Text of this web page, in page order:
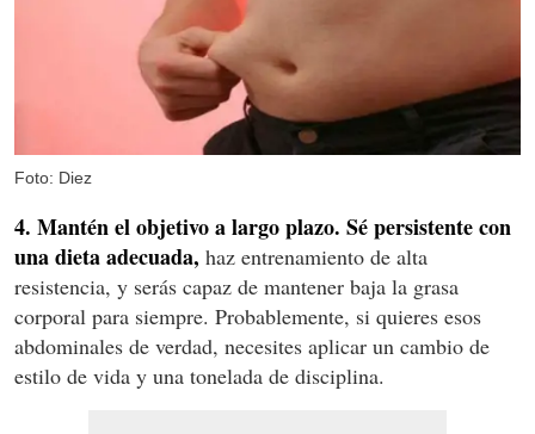
Foto: Diez
4. Mantén el objetivo a largo plazo. Sé persistente con
una dieta adecuada, haz entrenamiento de alta
resistencia, y serás capaz de mantener baja la grasa
corporal para siempre. Probablemente, si quieres esos
abdominales de verdad, necesites aplicar un cambio de
estilo de vida y una tonelada de disciplina.